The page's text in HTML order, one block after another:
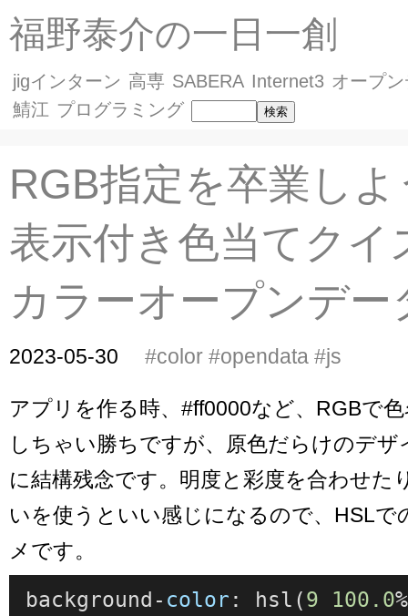
福野泰介の一日一創
jigインターン 高専 SABERA Internet3 オープ
鯖江 プログラミング
RGB指定を卒業し
表示付き色当てクイ
カラーオープンデー
2023-05-30 #color #opendata #js
アプリを作る時、#ff0000など、RGBで
しちゃい勝ちですが、原色だらけのデザ
に結構残念です。明度と彩度を合わせた
いを使うといい感じになるので、HSLで
メです。
background- color : hsl (9 100.0